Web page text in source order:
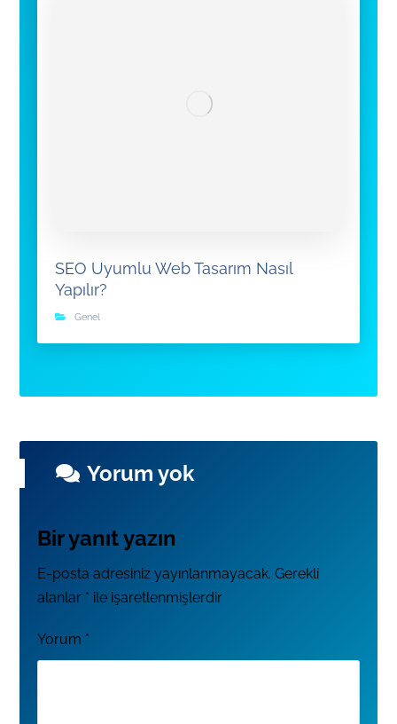
SEO Uyumlu Web Tasarım Nasıl
Yapılır?
Genel
Yorum yok
Bir yanıt yazın
E-posta adresiniz yayınlanmayacak. Gerekli
alanlar * ile işaretlenmişlerdir
Yorum *